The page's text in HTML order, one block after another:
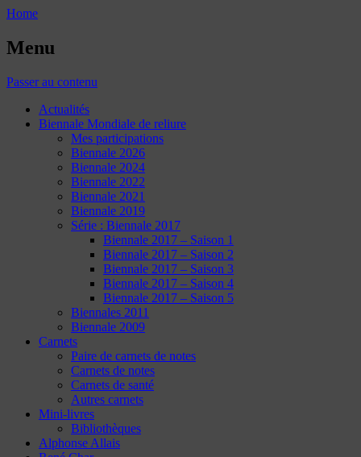
Home
Menu
Passer au contenu
Actualités
Biennale Mondiale de reliure
Mes participations
Biennale 2026
Biennale 2024
Biennale 2022
Biennale 2021
Biennale 2019
Série : Biennale 2017
Biennale 2017 – Saison 1
Biennale 2017 – Saison 2
Biennale 2017 – Saison 3
Biennale 2017 – Saison 4
Biennale 2017 – Saison 5
Biennales 2011
Biennale 2009
Carnets
Paire de carnets de notes
Carnets de notes
Carnets de santé
Autres carnets
Mini-livres
Bibliothèques
Alphonse Allais